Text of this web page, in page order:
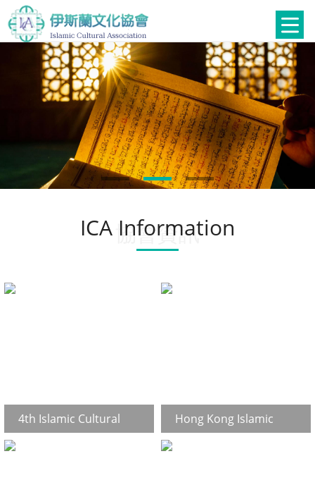
ICA Information
協會資訊
4th Islamic Cultural
Hong Kong Islamic